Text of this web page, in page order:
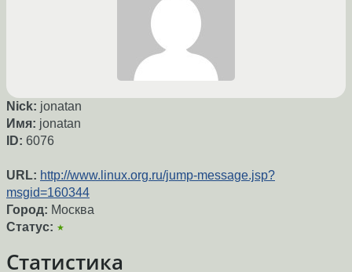
Nick: jonatan
Имя: jonatan
ID: 6076
URL: http://www.linux.org.ru/jump-message.jsp?
msgid=160344
Город: Москва
Статус: ★
Статистика